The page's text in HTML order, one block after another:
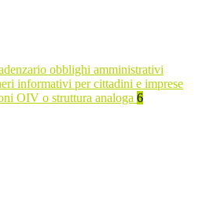
obblighi amministrativi
informativi per cittadini e imprese
OIV o struttura analoga 6